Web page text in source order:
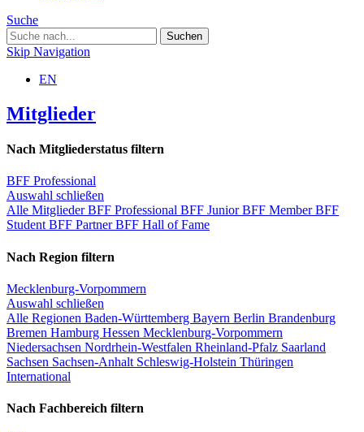
Suche
Skip Navigation
EN
Mitglieder
Nach Mitgliederstatus filtern
BFF Professional
Auswahl schließen
Alle MitgliederBFF Professional BFF JuniorBFF MemberBFF
Student BFF PartnerBFF Hall of Fame
Nach Region filtern
Mecklenburg-Vorpommern
Auswahl schließen
Alle Regionen Baden-Württemberg Bayern Berlin Brandenburg
Bremen Hamburg Hessen Mecklenburg-Vorpommern
Niedersachsen Nordrhein-Westfalen Rheinland-Pfalz Saarland
Sachsen Sachsen-Anhalt Schleswig-Holstein Thüringen
International
Nach Fachbereich filtern